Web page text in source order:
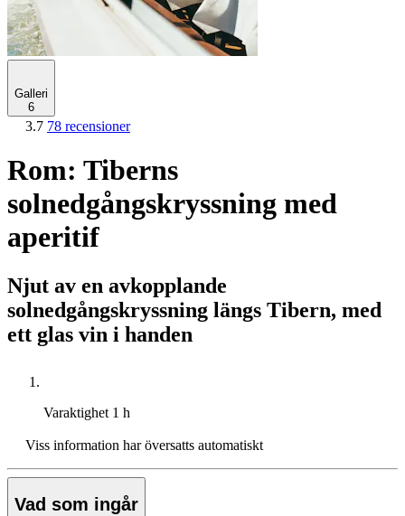
Galleri
6
3.7 78 recensioner
Rom: Tiberns
solnedgångskryssning med
aperitif
Njut av en avkopplande
solnedgångskryssning längs Tibern, med
ett glas vin i handen
Varaktighet 1 h
Viss information har översatts automatiskt
Vad som ingår